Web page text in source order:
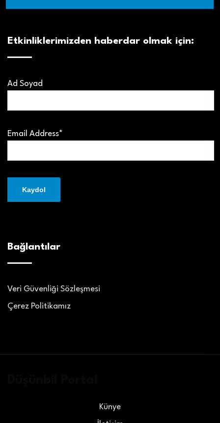
Etkinliklerimizden haberdar olmak için:
Ad Soyad
Email Address*
Bağlantılar
Veri Güvenliği Sözleşmesi
Çerez Politikamız
Künye